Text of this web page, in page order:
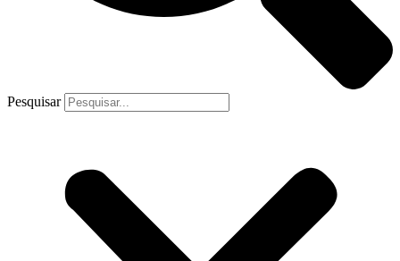
Pesquisar